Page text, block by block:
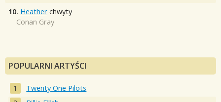
10. Heather chwyty
Conan Gray
POPULARNI ARTYŚCI
Twenty One Pilots